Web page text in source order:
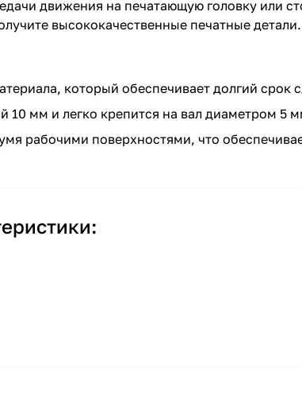
движения на печатающую головку или
высококачественные печатные детали.
который обеспечивает долгий срок
10 мм и легко крепится на вал диаметром
рабочими поверхностями, что